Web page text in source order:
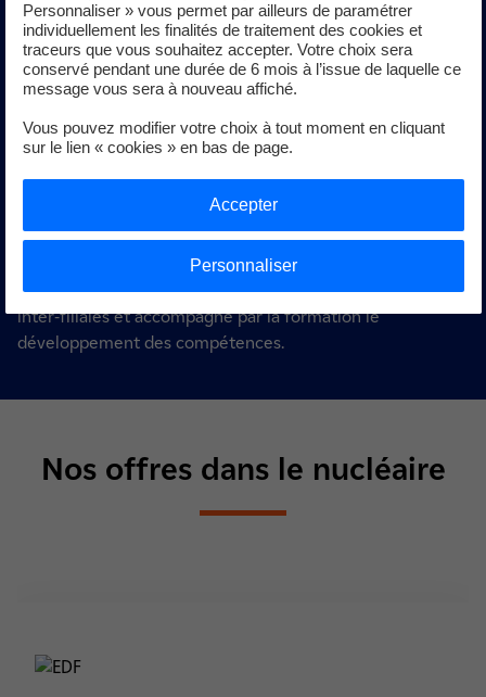
d'astreinte éventuelle...) peuvent également s'ajouter au
package global de rémunération.
Et après...
Évolution possible vers de nombreux métiers comme
intégrateur technique, Chef de lot, Directeur technique,
Directeur de projet. Le groupe EDF offre de nombreuses
opportunités de carrière fonctionnelles, géographiques et
inter-filiales et accompagne par la formation le
développement des compétences.
Nos offres dans le nucléaire
Personnaliser » vous permet par ailleurs de paramétrer
individuellement les finalités de traitement des cookies et
traceurs que vous souhaitez accepter. Votre choix sera
conservé pendant une durée de 6 mois à l’issue de laquelle ce
message vous sera à nouveau affiché.
Vous pouvez modifier votre choix à tout moment en cliquant
sur le lien « cookies » en bas de page.
Personnaliser
Accepter